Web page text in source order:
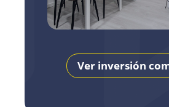
Ver inversión